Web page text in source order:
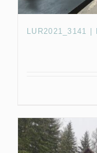
LUR2021_3141